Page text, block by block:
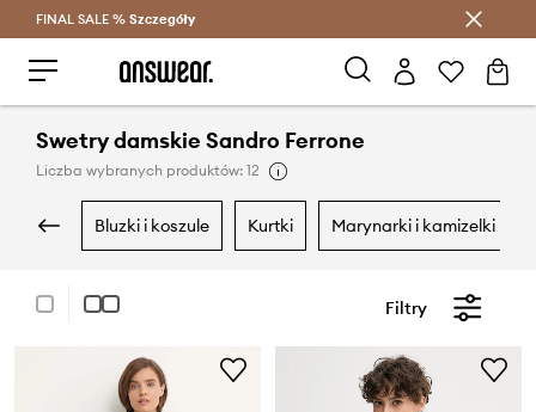
Oszczędzaj z Answear Club >
FINAL SALE % Szczegóły
Swetry damskie Sandro Ferrone
Liczba wybranych produktów: 12
bluzki i koszule kurtki marynarki i kamizelki
Filtry